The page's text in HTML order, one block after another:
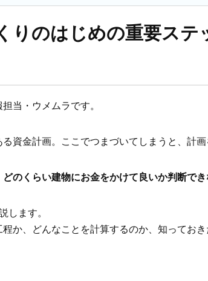
りのはじめの重要ステ
当・ウメムラです。
資金計画。ここでつまづいてしまうと、計画
のくらい建物にお金をかけて良いか判断で
します。
か、どんなことを計算するのか、知っておき